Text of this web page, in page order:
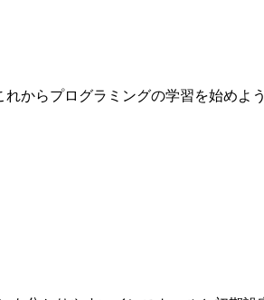
からプログラミングの学習を始めよ